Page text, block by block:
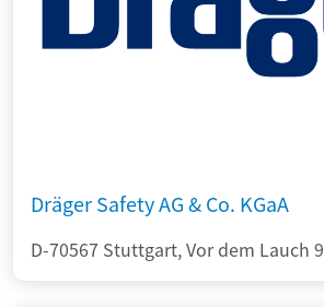
Dräger Safety AG & Co. KGaA
D-70567 Stuttgart, Vor dem Lauch 9